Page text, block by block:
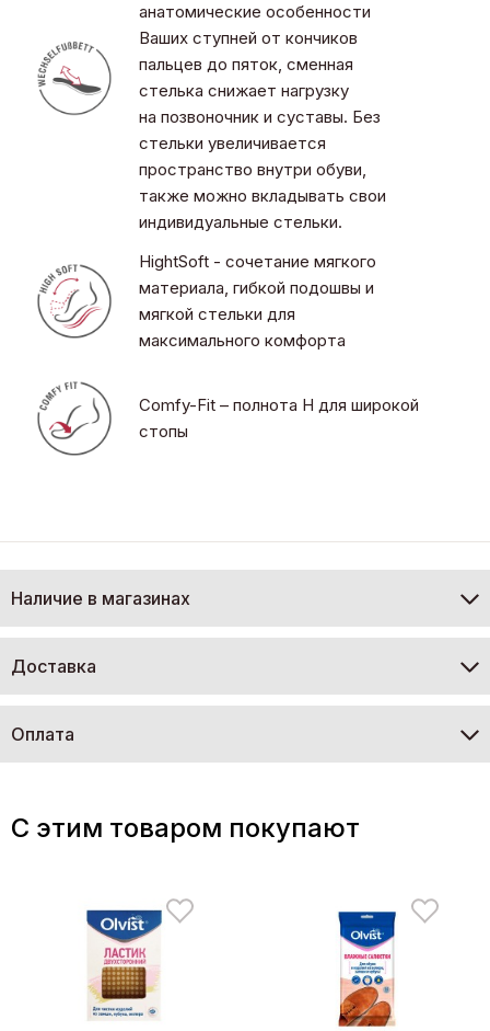
анатомические особенности
Ваших ступней от кончиков
пальцев до пяток, сменная
стелька снижает нагрузку
на позвоночник и суставы. Без
стельки увеличивается
пространство внутри обуви,
также можно вкладывать свои
индивидуальные стельки.
HightSoft - сочетание мягкого
материала, гибкой подошвы и
мягкой стельки для
максимального комфорта
Comfy-Fit – полнота H для широкой
стопы
Наличие в магазинах
Доставка
Оплата
C этим товаром покупают